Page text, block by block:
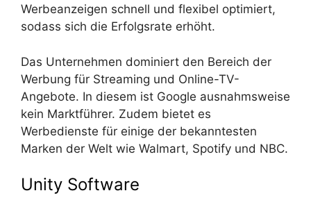
Werbeanzeigen schnell und flexibel optimiert,
sodass sich die Erfolgsrate erhöht.
Das Unternehmen dominiert den Bereich der
Werbung für Streaming und Online-TV-
Angebote. In diesem ist Google ausnahmsweise
kein Marktführer. Zudem bietet es
Werbedienste für einige der bekanntesten
Marken der Welt wie Walmart, Spotify und NBC.
Unity Software